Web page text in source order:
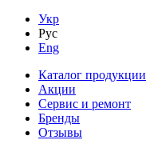
Укр
Рус
Eng
Каталог продукции
Акции
Сервис и ремонт
Бренды
Отзывы